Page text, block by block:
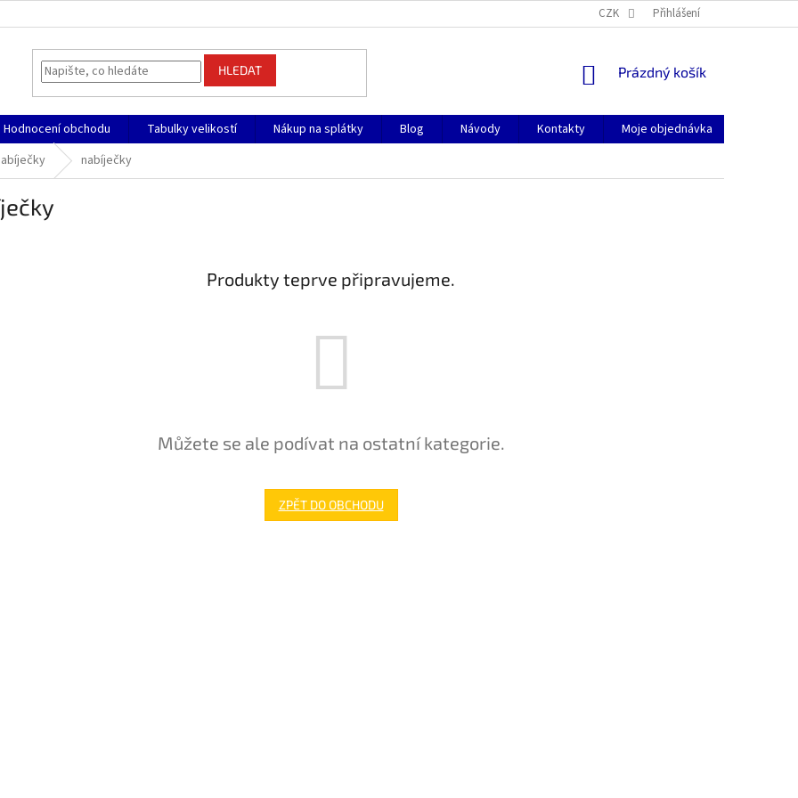
CZK Přihlášení
HLEDAT
NÁKUPNÍ
Prázdný košík
Hodnocení obchodu Tabulky velikostí Nákup na splátky Blog Návody Kontakty
Moje objednávka
nabíječky
Produkty teprve připravujeme.
Můžete se ale podívat na ostatní kategorie.
ZPĚT DO OBCHODU